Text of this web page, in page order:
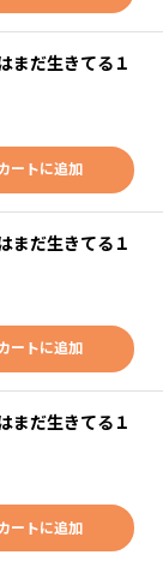
まだ生きてる１
ートに追加
まだ生きてる１
ートに追加
まだ生きてる１
ートに追加